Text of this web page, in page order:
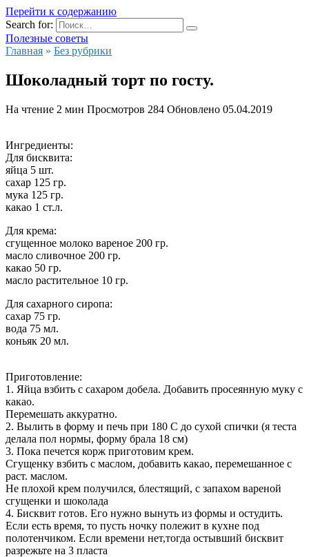
Перейти к содержанию
Search for:
Полезные советы
Главная » Без рубрики
Шоколадный торт по госту.
На чтение 2 мин Просмотров 284 Обновлено 05.04.2019
Ингредиенты:
Для бисквита:
яйца 5 шт.
сахар 125 гр.
мука 125 гр.
какао 1 ст.л.
Для крема:
сгущенное молоко вареное 200 гр.
масло сливочное 200 гр.
какао 50 гр.
масло растительное 10 гр.
Для сахарного сиропа:
сахар 75 гр.
вода 75 мл.
коньяк 20 мл.
Приготовление:
1. Яйца взбить с сахаром добела. Добавить просеянную муку с
какао.
Перемешать аккуратно.
2. Вылить в форму и печь при 180 С до сухой спички (я теста
делала пол нормы, форму брала 18 см)
3. Пока печется корж приготовим крем.
Сгущенку взбить с маслом, добавить какао, перемешанное с
раст. маслом.
Не плохой крем получился, блестящий, с запахом вареной
сгущенки и шоколада
4. Бисквит готов. Его нужно вынуть из формы и остудить.
Если есть время, то пусть ночку полежит в кухне под
полотенчиком. Если времени нет,тогда остывший бисквит
разрежьте на 3 пласта